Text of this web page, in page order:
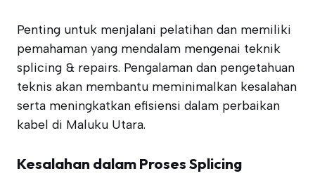
Penting untuk menjalani pelatihan dan memiliki
pemahaman yang mendalam mengenai teknik
splicing & repairs. Pengalaman dan pengetahuan
teknis akan membantu meminimalkan kesalahan
serta meningkatkan efisiensi dalam perbaikan
kabel di Maluku Utara.
Kesalahan dalam Proses Splicing